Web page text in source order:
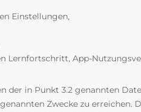
Einstellungen,
Lernfortschritt, App-
der in Punkt 3.2 genannten
Zwecke zu